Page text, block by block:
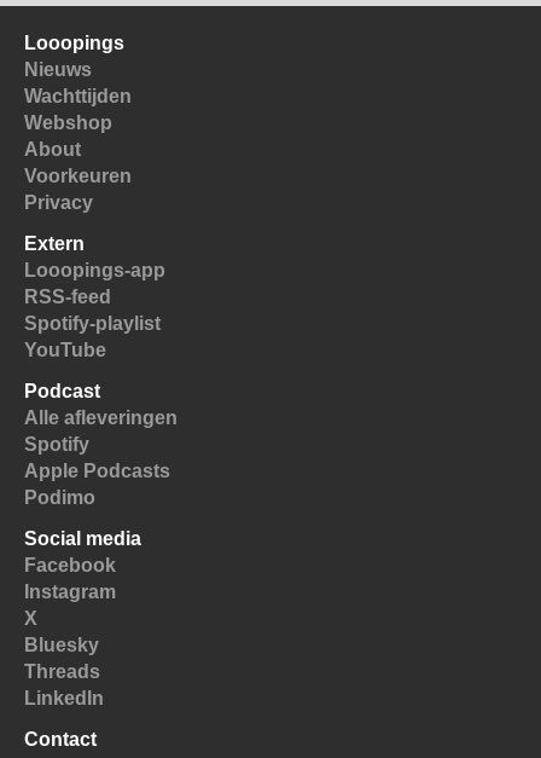
Looopings
Nieuws
Wachttijden
Webshop
About
Voorkeuren
Privacy
Extern
Looopings-app
RSS-feed
Spotify-playlist
YouTube
Podcast
Alle afleveringen
Spotify
Apple Podcasts
Podimo
Social media
Facebook
Instagram
X
Bluesky
Threads
LinkedIn
Contact